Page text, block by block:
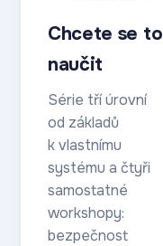
Chcete se to
naučit
Série tří úrovní
od základů
k vlastnímu
systému a čtyři
samostatné
workshopy:
bezpečnost